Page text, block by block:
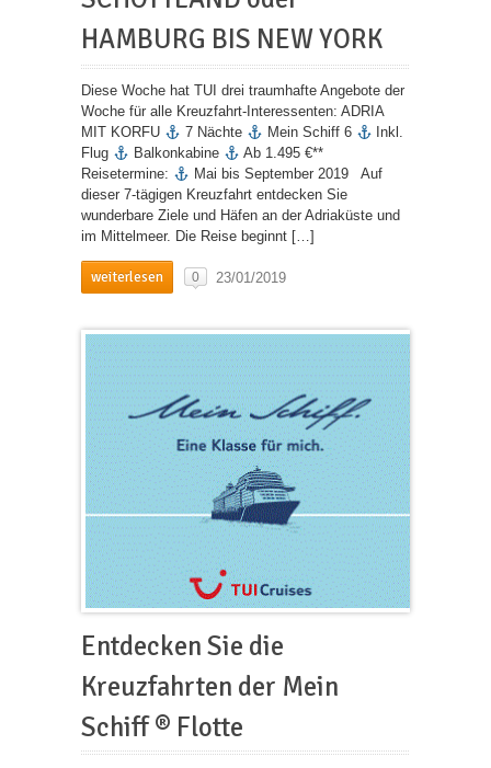
HAMBURG BIS NEW YORK
Diese Woche hat TUI drei traumhafte Angebote der
Woche für alle Kreuzfahrt-Interessenten: ADRIA
MIT KORFU
7 Nächte Mein Schiff 6
Inkl.
Flug
Balkonkabine
Ab 1.495 €**
Reisetermine:
Mai bis September 2019 Auf
dieser 7-tägigen Kreuzfahrt entdecken Sie
wunderbare Ziele und Häfen an der Adriaküste und
im Mittelmeer. Die Reise beginnt […]
weiterlesen 0 23/01/2019
Entdecken Sie die
Kreuzfahrten der Mein
Schiff ® Flotte